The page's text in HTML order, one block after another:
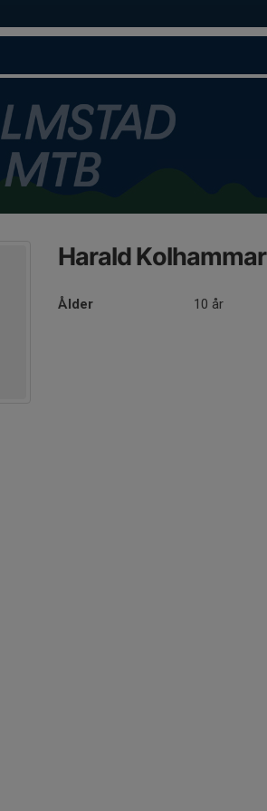
Harald Kolhammar
Ålder 10 år